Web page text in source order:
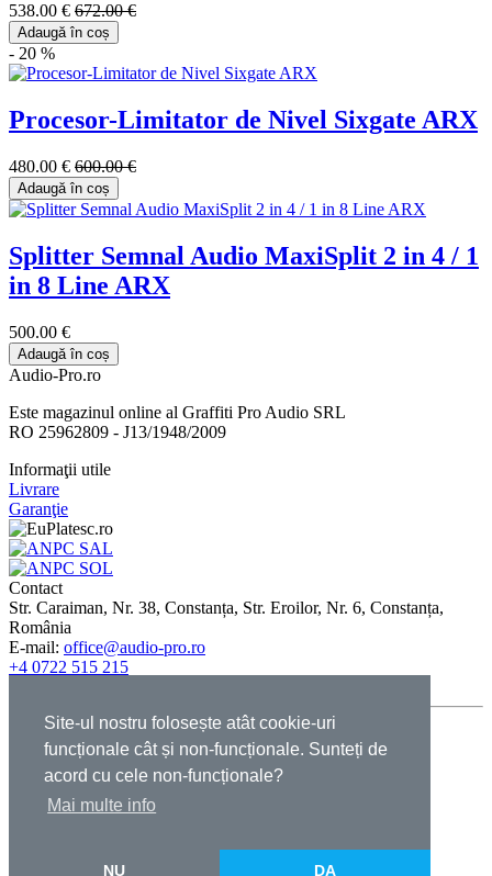
Site-ul nostru folosește atât cookie-uri
funcționale cât și non-funcționale. Sunteți de
acord cu cele non-funcționale?
Mai multe info
NU DA
538.00 € 672.00 €
Adaugă în coș
- 20 %
Procesor-Limitator de Nivel Sixgate ARX
480.00 € 600.00 €
Adaugă în coș
Splitter Semnal Audio MaxiSplit 2 in 4 / 1
in 8 Line ARX
500.00 €
Adaugă în coș
Audio-Pro.ro
Este magazinul online al Graffiti Pro Audio SRL
RO 25962809 - J13/1948/2009
Informaţii utile
Livrare
Garanţie
Contact
Str. Caraiman, Nr. 38, Constanța, Str. Eroilor, Nr. 6, Constanța,
România
E-mail: office@audio-pro.ro
+4 0722 515 215
© 2009-2026 Graffiti Pro Audio - Toate drepturile rezervate |
Termeni şi condiţii|GDPR|Cookies|ANPC